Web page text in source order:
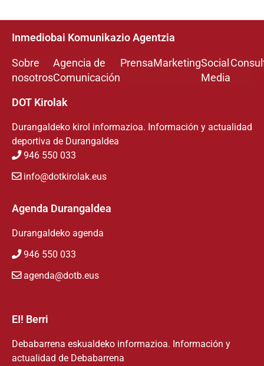
Inmediobai Komunikazio Agentzia
Sobre
nosotros
Agencia de
Comunicación
PrensaMarketingSocial
Media
DOT Kirolak
Durangaldeko kirol informazioa. Información y actualidad
deportiva de Durangaldea
946 550 033
info@dotkirolak.eus
Agenda Durangaldea
Durangaldeko agenda
946 550 033
agenda@dotb.eus
EI! Berri
Debabarrena eskualdeko informazioa. Información y
actualidad de Debabarrena